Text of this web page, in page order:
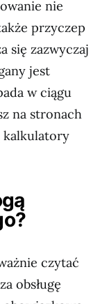
nie
przyczep
się zazwyczaj
jest
w ciągu
na stronach
kalkulatory
czytać
obsługę